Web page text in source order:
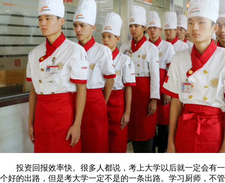
投资回报效率快。很多人都说，考上大学以后就一定会有一
个好的出路，但是考大学一定不是的一条出路。学习厨师，不管